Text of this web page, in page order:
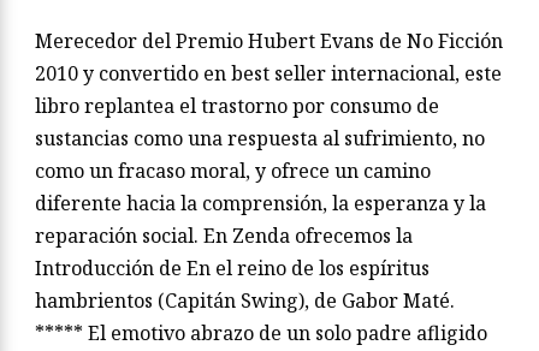
Merecedor del Premio Hubert Evans de No Ficción
2010 y convertido en best seller internacional, este
libro replantea el trastorno por consumo de
sustancias como una respuesta al sufrimiento, no
como un fracaso moral, y ofrece un camino
diferente hacia la comprensión, la esperanza y la
reparación social. En Zenda ofrecemos la
Introducción de En el reino de los espíritus
hambrientos (Capitán Swing), de Gabor Maté.
***** El emotivo abrazo de un solo padre afligido